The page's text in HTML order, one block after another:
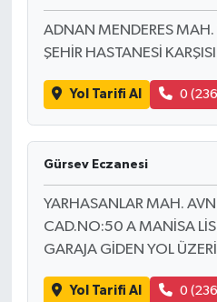
ADNAN MENDERES
ŞEHİR HASTANESİ KARŞISI
Yol Tarifi Al 0
Gürsev Eczanesi
YARHASANLAR MAH.
CAD.NO:50 A MANİSA
GARAJA GİDEN YOL ÜZERİ
Yol Tarifi Al 0